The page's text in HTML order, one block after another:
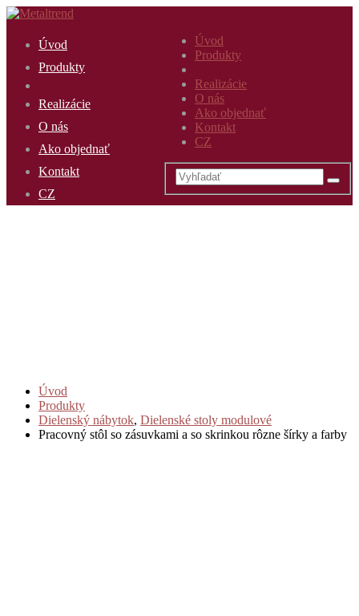
Úvod
Produkty
Realizácie
O nás
Ako objednať
Kontakt
CZ
Úvod
Produkty
Realizácie
O nás
Ako objednať
Kontakt
CZ
Úvod
Produkty
Dielenský nábytok, Dielenské stoly modulové
Pracovný stôl so zásuvkami a so skrinkou rôzne šírky a farby